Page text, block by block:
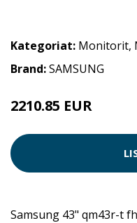
Kategoriat: Monitorit,
Brand:SAMSUNG
2210.85 EUR
Samsung 43" qm43r-t